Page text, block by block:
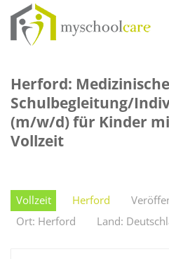
Zum
Inhalt
springen
Herford:
Schulbegleitung/
(m/w/d) für Kinder
Vollzeit
Vollzeit Herford
Ort: Herford
Land: